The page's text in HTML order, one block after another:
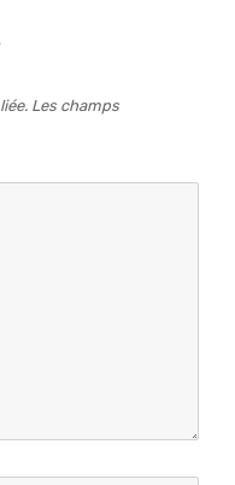
Les champs